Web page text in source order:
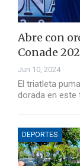
Abre con
Conade
Jun 10, 2024
El triatleta
dorada en este
DEPORTES